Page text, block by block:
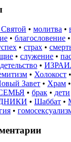
• молитва •
• благословение •
• страх •
• служение •
•
• Холокост •
Завет • Храм •
• брак • дети
• Шаббат •
•